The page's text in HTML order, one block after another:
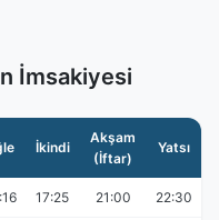
İmsakiyesi
İkindi
Akşam
(İftar)
Yatsı
17:25 21:00 22:30